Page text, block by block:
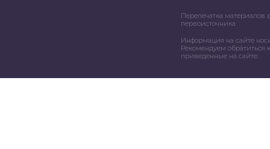
Перепечатка материалов
первоисточника
Информация на сайте
Рекомендуем обратиться
приведенные на сайте.